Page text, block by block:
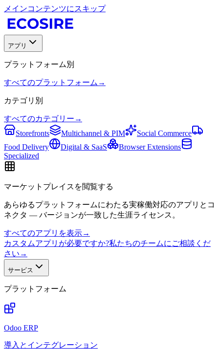
メインコンテンツにスキップ
アプリ
プラットフォーム別
すべてのプラットフォーム →
カテゴリ別
すべてのカテゴリー →
Storefronts
Multichannel & PIM
Social Commerce
Food Delivery
Digital & SaaS
Browser Extensions
Specialized
マーケットプレイスを閲覧する
あらゆるプラットフォームにわたる実稼働対応のアプリとコ
ネクタ — バージョンが一致した生涯ライセンス。
すべてのアプリを表示→
カスタムアプリが必要ですか?私たちのチームにご相談くだ
さい →
サービス
プラットフォーム
Odoo ERP
導入とインテグレーション